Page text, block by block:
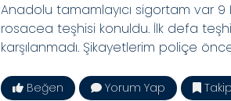
Anadolu tamamlayıcı sigortam var
rosacea teşhisi konuldu. İlk defa
karşılanmadı. Şikayetlerim poliçe
Beğen Yorum Yap